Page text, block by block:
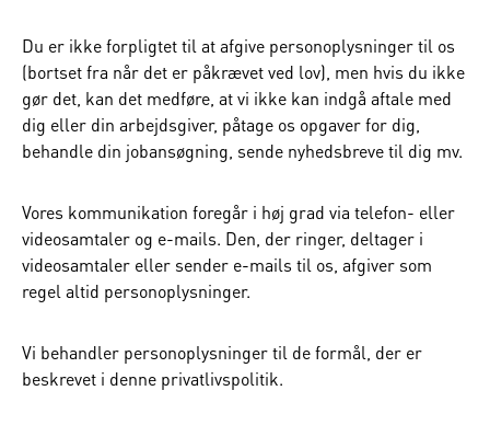
Du er ikke forpligtet til at afgive personoplysninger til os
(bortset fra når det er påkrævet ved lov), men hvis du ikke
gør det, kan det medføre, at vi ikke kan indgå aftale med
dig eller din arbejdsgiver, påtage os opgaver for dig,
behandle din jobansøgning, sende nyhedsbreve til dig mv.
Vores kommunikation foregår i høj grad via telefon- eller
videosamtaler og e-mails. Den, der ringer, deltager i
videosamtaler eller sender e-mails til os, afgiver som
regel altid personoplysninger.
Vi behandler personoplysninger til de formål, der er
beskrevet i denne privatlivspolitik.